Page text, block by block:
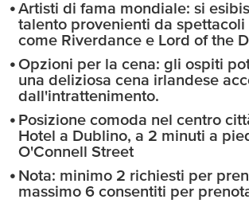
Artisti di fama mondiale: si
talento provenienti da spettacoli
come Riverdance e Lord of the
Opzioni per la cena: gli ospiti
una deliziosa cena irlandese
dall'intrattenimento.
Posizione comoda nel centro
Hotel a Dublino, a 2 minuti a
O'Connell Street
Nota: minimo 2 richiesti per
massimo 6 consentiti per